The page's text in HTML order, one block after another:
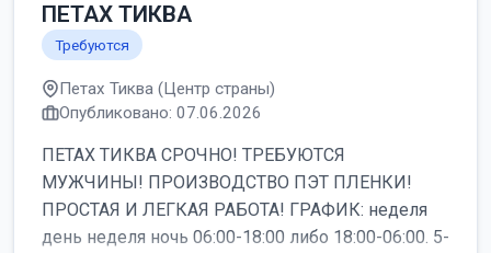
ПЕТАХ ТИКВА
Требуются
Петах Тиква (Центр страны)
Опубликовано: 07.06.2026
ПЕТАХ ТИКВА СРОЧНО! ТРЕБУЮТСЯ
МУЖЧИНЫ! ПРОИЗВОДСТВО ПЭТ ПЛЕНКИ!
ПРОСТАЯ И ЛЕГКАЯ РАБОТА! ГРАФИК: неделя
день неделя ночь 06:00-18:00 либо 18:00-06:00. 5-